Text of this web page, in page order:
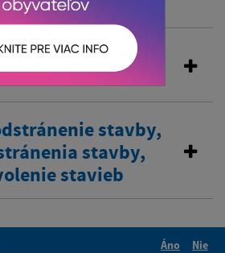
vjazdu
stavby,
stavby,
stavieb
Áno
Nie